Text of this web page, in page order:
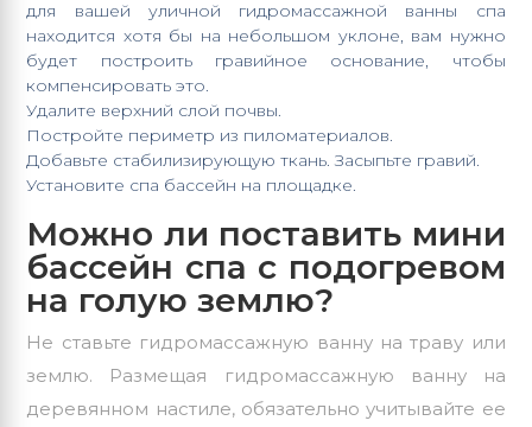
для вашей уличной гидромассажной ванны спа
находится хотя бы на небольшом уклоне, вам нужно
будет построить гравийное основание, чтобы
компенсировать это.
Удалите верхний слой почвы.
Постройте периметр из пиломатериалов.
Добавьте стабилизирующую ткань. Засыпьте гравий.
Установите спа бассейн на площадке.
Можно ли поставить мини
бассейн спа с подогревом
на голую землю?
Не ставьте гидромассажную ванну на траву или
землю. Размещая гидромассажную ванну на
деревянном настиле, обязательно учитывайте ее